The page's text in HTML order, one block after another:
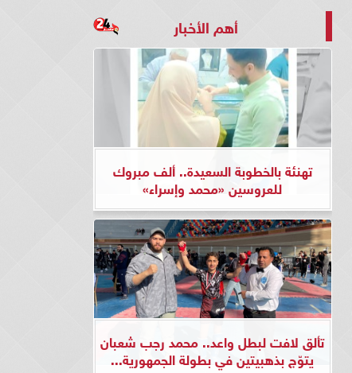
أهم الأخبار
تهنئة بالخطوبة السعيدة.. ألف مبروك
للعروسين «محمد وإسراء»
تألق لافت لبطل واعد.. محمد رجب شعبان
يتوّج بذهبيتين في بطولة الجمهورية...